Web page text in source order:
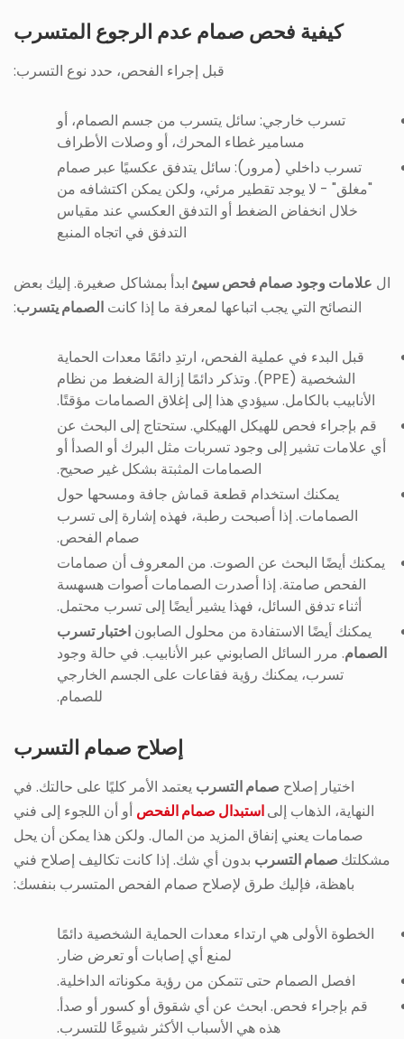
كيفية فحص صمام عدم الرجوع المتسرب
قبل إجراء الفحص، حدد نوع التسرب:
تسرب خارجي: سائل يتسرب من جسم الصمام، أو
مسامير غطاء المحرك، أو وصلات الأطراف
تسرب داخلي (مرور): سائل يتدفق عكسيًا عبر صمام
"مغلق" - لا يوجد تقطير مرئي، ولكن يمكن اكتشافه من
خلال انخفاض الضغط أو التدفق العكسي عند مقياس
التدفق في اتجاه المنبع
ال علامات وجود صمام فحص سيئ ابدأ بمشاكل صغيرة. إليك بعض
النصائح التي يجب اتباعها لمعرفة ما إذا كانت الصمام يتسرب:
قبل البدء في عملية الفحص، ارتدِ دائمًا معدات الحماية
الشخصية (PPE). وتذكر دائمًا إزالة الضغط من نظام
الأنابيب بالكامل. سيؤدي هذا إلى إغلاق الصمامات مؤقتًا.
قم بإجراء فحص للهيكل الهيكلي. ستحتاج إلى البحث عن
أي علامات تشير إلى وجود تسربات مثل البرك أو الصدأ أو
الصمامات المثبتة بشكل غير صحيح.
يمكنك استخدام قطعة قماش جافة ومسحها حول
الصمامات. إذا أصبحت رطبة، فهذه إشارة إلى تسرب
صمام الفحص.
يمكنك أيضًا البحث عن الصوت. من المعروف أن صمامات
الفحص صامتة. إذا أصدرت الصمامات أصوات هسهسة
أثناء تدفق السائل، فهذا يشير أيضًا إلى تسرب محتمل.
يمكنك أيضًا الاستفادة من محلول الصابون اختبار تسرب
الصمام. مرر السائل الصابوني عبر الأنابيب. في حالة وجود
تسرب، يمكنك رؤية فقاعات على الجسم الخارجي
للصمام.
إصلاح صمام التسرب
اختيار إصلاح صمام التسرب يعتمد الأمر كليًا على حالتك. في
النهاية، الذهاب إلىاستبدال صمام الفحص أو أن اللجوء إلى فني
صمامات يعني إنفاق المزيد من المال. ولكن هذا يمكن أن يحل
مشكلتك صمام التسرب بدون أي شك. إذا كانت تكاليف إصلاح فني
باهظة، فإليك طرق لإصلاح صمام الفحص المتسرب بنفسك:
الخطوة الأولى هي ارتداء معدات الحماية الشخصية دائمًا
لمنع أي إصابات أو تعرض ضار.
افصل الصمام حتى تتمكن من رؤية مكوناته الداخلية.
قم بإجراء فحص. ابحث عن أي شقوق أو كسور أو صدأ.
هذه هي الأسباب الأكثر شيوعًا للتسرب.